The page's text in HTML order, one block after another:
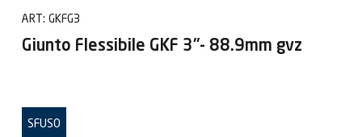
ART: GKFG3
Giunto Flessibile GKF 3"- 88.9mm gvz
SFUSO